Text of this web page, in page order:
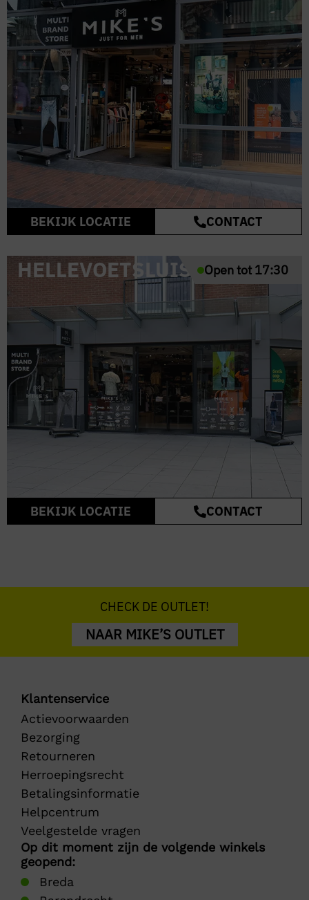
BEKIJK LOCATIE CONTACT
Open tot 17:30
HELLEVOETSLUIS
BEKIJK LOCATIE CONTACT
CHECK DE OUTLET!
NAAR MIKE’S OUTLET
Klantenservice
Actievoorwaarden
Bezorging
Retourneren
Herroepingsrecht
Betalingsinformatie
Helpcentrum
Veelgestelde vragen
Op dit moment zijn de volgende winkels
geopend:
Breda